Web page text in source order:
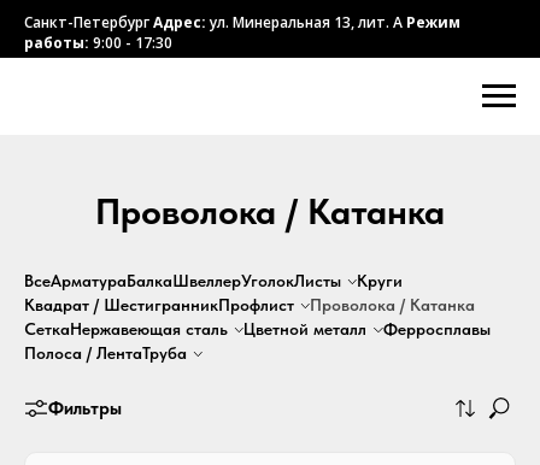
Санкт-ПетербургАдрес:ул. Минеральная 13, лит. А Режим
работы: 9:00 - 17:30
Проволока / Катанка
ВсеАрматураБалкаШвеллерУголокЛисты
Круги
Квадрат / ШестигранникПрофлист
Проволока / Катанка
СеткаНержавеющая сталь Цветнойметалл
Ферросплавы
Полоса / ЛентаТруба
Фильтры